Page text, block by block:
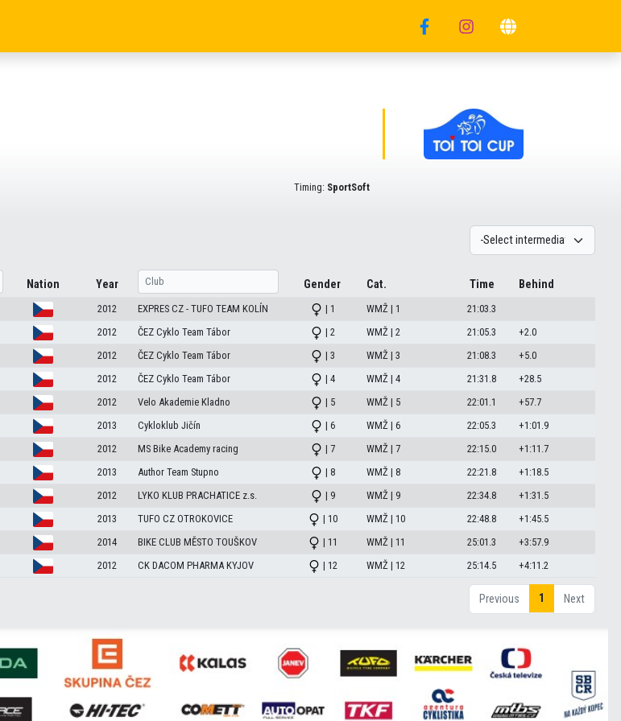
Timing: SportSoft
Nation Year Gender Cat. Time Behind
2012 EXPRES CZ - TUFO TEAM KOLÍN | 1 WMŽ | 1
21:03.3
2012 ČEZ Cyklo Team Tábor | 2 WMŽ | 2 21:05.3
+2.0
2012 ČEZ Cyklo Team Tábor | 3 WMŽ | 3 21:08.3
+5.0
2012 ČEZ Cyklo Team Tábor | 4 WMŽ | 4 21:31.8
+28.5
2012 Velo Akademie Kladno | 5 WMŽ | 5 22:01.1
+57.7
2013 Cykloklub Jičín | 6 WMŽ | 6 22:05.3
+1:01.9
2012 MS Bike Academy racing | 7 WMŽ | 7 22:15.0
+1:11.7
2013 Author Team Stupno | 8 WMŽ | 8 22:21.8
+1:18.5
2012 LYKO KLUB PRACHATICE z.s. | 9 WMŽ | 9 22:34.8
+1:31.5
2013 TUFO CZ OTROKOVICE | 10 WMŽ | 10 22:48.8
+1:45.5
2014 BIKE CLUB MĚSTO TOUŠKOV | 11 WMŽ | 11 25:01.3
+3:57.9
2012 CK DACOM PHARMA KYJOV | 12 WMŽ | 12 25:14.5 +4:11.2
Previous 1 Next